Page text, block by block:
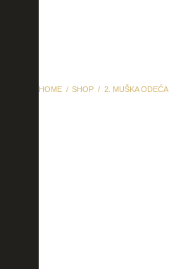
HOME SHOP 2. MUŠKA ODEĆA